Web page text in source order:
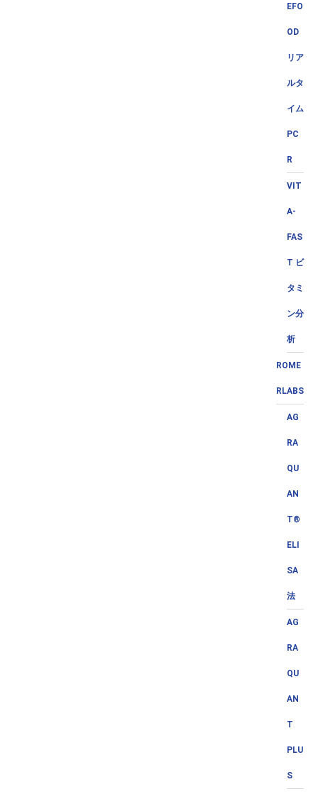
EFO
OD
リア
ルタ
イム
PC
R
VIT
A-
FAS
T ビ
タミ
ン分
析
ROME
RLABS
AG
RA
QU
AN
T®
ELI
SA
法
AG
RA
QU
AN
T
PLU
S